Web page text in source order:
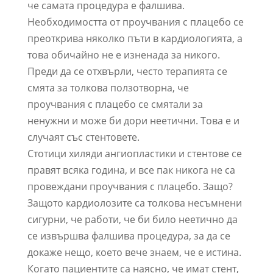
че самата процедура е фалшива.
Необходимостта от проучвания с плацебо се
преоткрива няколко пъти в кардиологията, а
това обичайно не е изненада за никого.
Преди да се отхвърли, често терапията се
смята за толкова ползотворна, че
проучвания с плацебо се смятали за
ненужни и може би дори неетични. Това е и
случаят със стентовете.
Стотици хиляди ангиопластики и стентове се
правят всяка година, и все пак никога не са
провеждани проучвания с плацебо. Защо?
Защото кардиолозите са толкова несъмнени
сигурни, че работи, че би било неетично да
се извършва фалшива процедура, за да се
докаже нещо, което вече знаем, че е истина.
Когато пациентите са наясно, че имат стент,